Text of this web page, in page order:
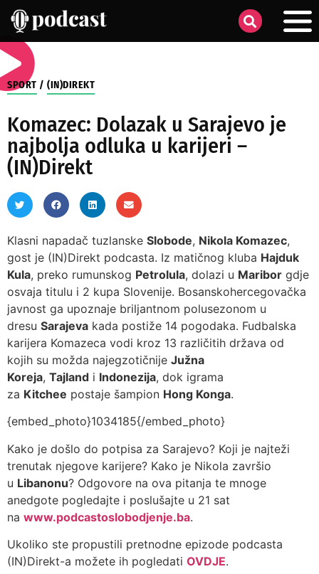
SPORT / (IN)DIREKT
Komazec: Dolazak u Sarajevo je
najbolja odluka u karijeri –
(IN)Direkt
Klasni napadač tuzlanske Slobode, Nikola Komazec,
gost je (IN)Direkt podcasta. Iz matičnog kluba Hajduk
Kula, preko rumunskog Petrolula, dolazi u Maribor gdje
osvaja titulu i 2 kupa Slovenije. Bosanskohercegovačka
javnost ga upoznaje briljantnom polusezonom u
dresu Sarajeva kada postiže 14 pogodaka. Fudbalska
karijera Komazeca vodi kroz 13 različitih država od
kojih su možda najegzotičnije Južna
Koreja, Tajland i Indonezija, dok igrama
za Kitchee postaje šampion Hong Konga.
{embed_photo}1034185{/embed_photo}
Kako je došlo do potpisa za Sarajevo? Koji je najteži
trenutak njegove karijere? Kako je Nikola završio
u Libanonu? Odgovore na ova pitanja te mnoge
anedgote pogledajte i poslušajte u 21 sat
na www.podcastoslobodjenje.ba.
Ukoliko ste propustili pretnodne epizode podcasta
(IN)Direkt-a možete ih pogledati OVDJE.